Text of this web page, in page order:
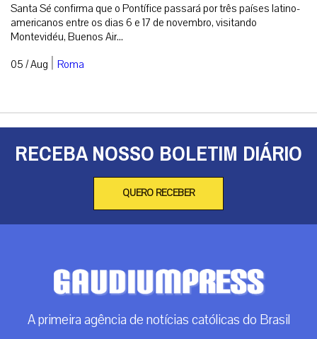
Santa Sé confirma que o Pontífice passará por três países latino-
americanos entre os dias 6 e 17 de novembro, visitando
Montevidéu, Buenos Air...
05 / Aug | Roma
RECEBA NOSSO BOLETIM DIÁRIO
QUERO RECEBER
A primeira agência de notícias católicas do Brasil